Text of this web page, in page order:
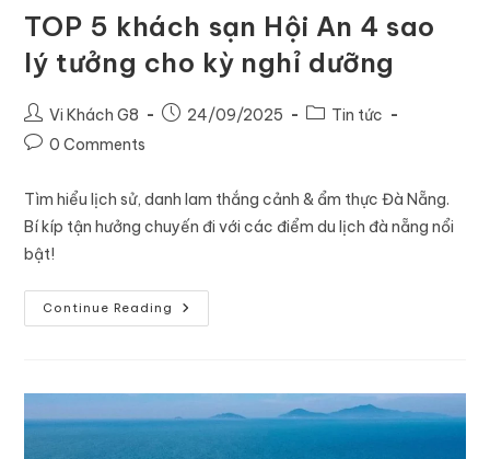
TOP 5 khách sạn Hội An 4 sao
lý tưởng cho kỳ nghỉ dưỡng
Vi Khách G8 24/09/2025
Tin tức
0 Comments
Tìm hiểu lịch sử, danh lam thắng cảnh & ẩm thực Đà Nẵng.
Bí kíp tận hưởng chuyến đi với các điểm du lịch đà nẵng nổi
bật!
Continue Reading